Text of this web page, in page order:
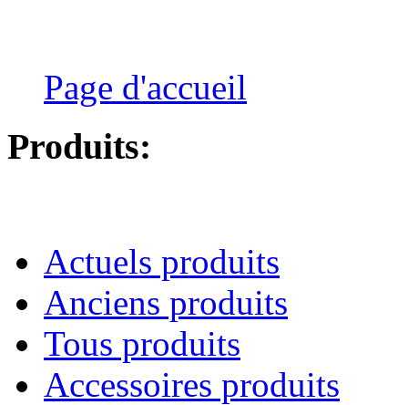
Page d'accueil
Produits:
Actuels produits
Anciens produits
Tous produits
Accessoires produits